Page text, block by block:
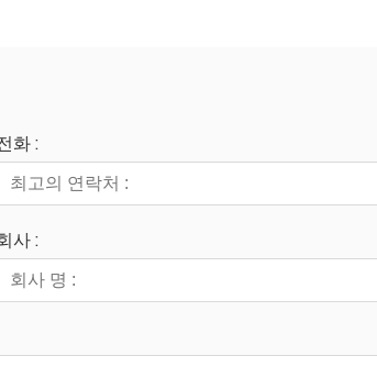
화 :
사 :